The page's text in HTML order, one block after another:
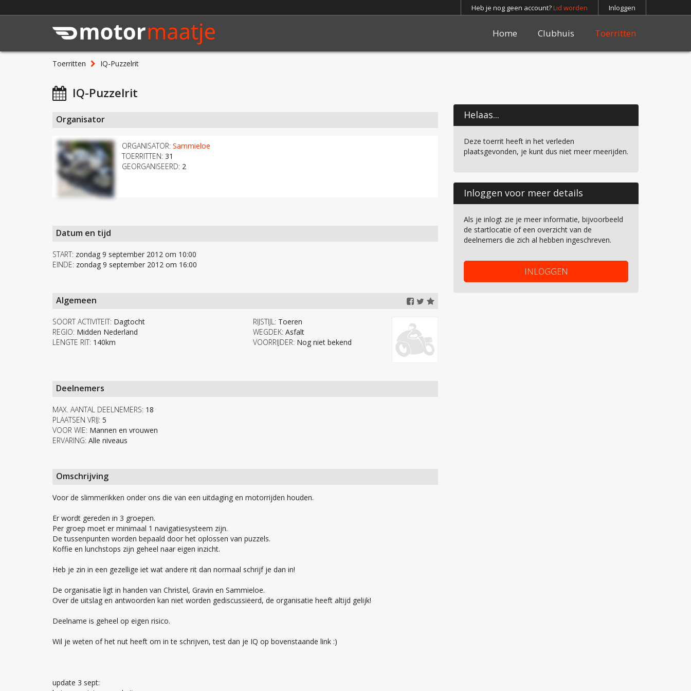
Heb je nog geen account?Lid worden Inloggen
Home Clubhuis Toerritten
Toerritten IQ-Puzzelrit
IQ-Puzzelrit
Helaas...
Deze toerrit heeft in het verleden
plaatsgevonden, je kunt dus niet meer meerijden.
Inloggen voor meer details
Als je inlogt zie je meer informatie, bijvoorbeeld
de startlocatie of een overzicht van de
deelnemers die zich al hebben ingeschreven.
INLOGGEN
Organisator
ORGANISATOR: Sammieloe
TOERRITTEN: 31
GEORGANISEERD: 2
Datum en tijd
START: zondag 9 september 2012 om 10:00
EINDE: zondag 9 september 2012 om 16:00
Algemeen
SOORT ACTIVITEIT: Dagtocht
REGIO: Midden Nederland
LENGTE RIT: 140km
RIJSTIJL: Toeren
WEGDEK: Asfalt
VOORRIJDER: Nog niet bekend
Deelnemers
MAX. AANTAL DEELNEMERS: 18
PLAATSEN VRIJ: 5
VOOR WIE: Mannen en vrouwen
ERVARING: Alle niveaus
Omschrijving
Voor de slimmerikken onder ons die van een uitdaging en motorrijden houden.
Er wordt gereden in 3 groepen.
Per groep moet er minimaal 1 navigatiesysteem zijn.
De tussenpunten worden bepaald door het oplossen van puzzels.
Koffie en lunchstops zijn geheel naar eigen inzicht.
Heb je zin in een gezellige iet wat andere rit dan normaal schrijf je dan in!
De organisatie ligt in handen van Christel, Gravin en Sammieloe.
Over de uitslag en antwoorden kan niet worden gediscussiëerd, de organisatie heeft altijd gelijk!
Deelname is geheel op eigen risico.
Wil je weten of het nut heeft om in te schrijven, test dan je IQ op bovenstaande link :)
update 3 sept: